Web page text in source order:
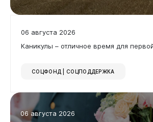
06 августа 2026
Каникулы – отличное время для
СОЦФОНД | СОЦПОДДЕРЖКА
06 августа 2026